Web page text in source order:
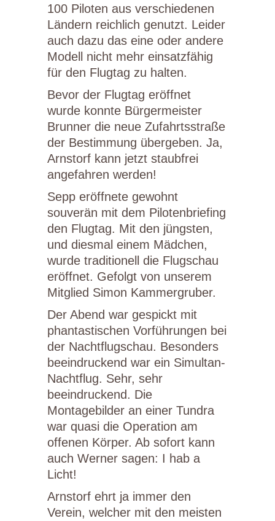
100 Piloten aus verschiedenen
Ländern reichlich genutzt. Leider
auch dazu das eine oder andere
Modell nicht mehr einsatzfähig
für den Flugtag zu halten.
Bevor der Flugtag eröffnet
wurde konnte Bürgermeister
Brunner die neue Zufahrtsstraße
der Bestimmung übergeben. Ja,
Arnstorf kann jetzt staubfrei
angefahren werden!
Sepp eröffnete gewohnt
souverän mit dem Pilotenbriefing
den Flugtag. Mit den jüngsten,
und diesmal einem Mädchen,
wurde traditionell die Flugschau
eröffnet. Gefolgt von unserem
Mitglied Simon Kammergruber.
Der Abend war gespickt mit
phantastischen Vorführungen bei
der Nachtflugschau. Besonders
beeindruckend war ein Simultan-
Nachtflug. Sehr, sehr
beeindruckend. Die
Montagebilder an einer Tundra
war quasi die Operation am
offenen Körper. Ab sofort kann
auch Werner sagen: I hab a
Licht!
Arnstorf ehrt ja immer den
Verein, welcher mit den meisten